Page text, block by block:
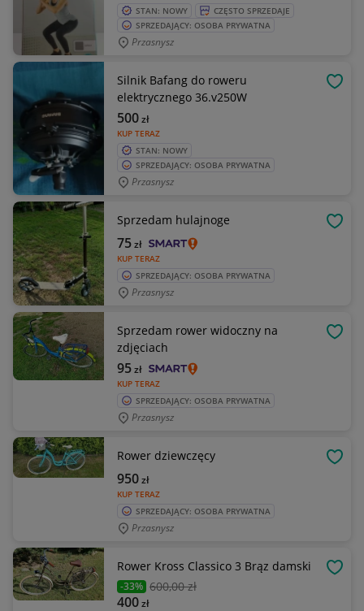
STAN: NOWY
CZĘSTO SPRZEDAJE
SPRZEDAJĄCY: OSOBA PRYWATNA
Przasnysz
Silnik Bafang do roweru
elektrycznego 36.v250W
KUP TERAZ
500zł
STAN: NOWY
SPRZEDAJĄCY: OSOBA PRYWATNA
Przasnysz
Sprzedam hulajnoge
KUP TERAZ
75zł
SPRZEDAJĄCY: OSOBA PRYWATNA
Przasnysz
Sprzedam rower widoczny na
zdjęciach
KUP TERAZ
95zł
SPRZEDAJĄCY: OSOBA PRYWATNA
Przasnysz
Rower dziewczęcy
KUP TERAZ
950zł
SPRZEDAJĄCY: OSOBA PRYWATNA
Przasnysz
Rower Kross Classico 3 Brąz damski
-33% 600,00 zł
400zł